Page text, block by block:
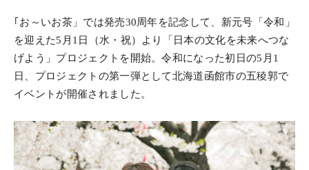
｢お～いお茶」では発売30周年を記念して、新元号「令和」
を迎えた5月1日（水・祝）より「日本の文化を未来へつな
げよう」プロジェクトを開始。令和になった初日の5月1
日、プロジェクトの第一弾として北海道函館市の五稜郭で
イベントが開催されました。